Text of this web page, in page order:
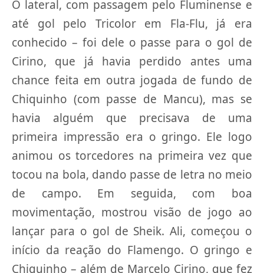
O lateral, com passagem pelo Fluminense e
até gol pelo Tricolor em Fla-Flu, já era
conhecido – foi dele o passe para o gol de
Cirino, que já havia perdido antes uma
chance feita em outra jogada de fundo de
Chiquinho (com passe de Mancu), mas se
havia alguém que precisava de uma
primeira impressão era o gringo. Ele logo
animou os torcedores na primeira vez que
tocou na bola, dando passe de letra no meio
de campo. Em seguida, com boa
movimentação, mostrou visão de jogo ao
lançar para o gol de Sheik. Ali, começou o
início da reação do Flamengo. O gringo e
Chiquinho – além de Marcelo Cirino, que fez